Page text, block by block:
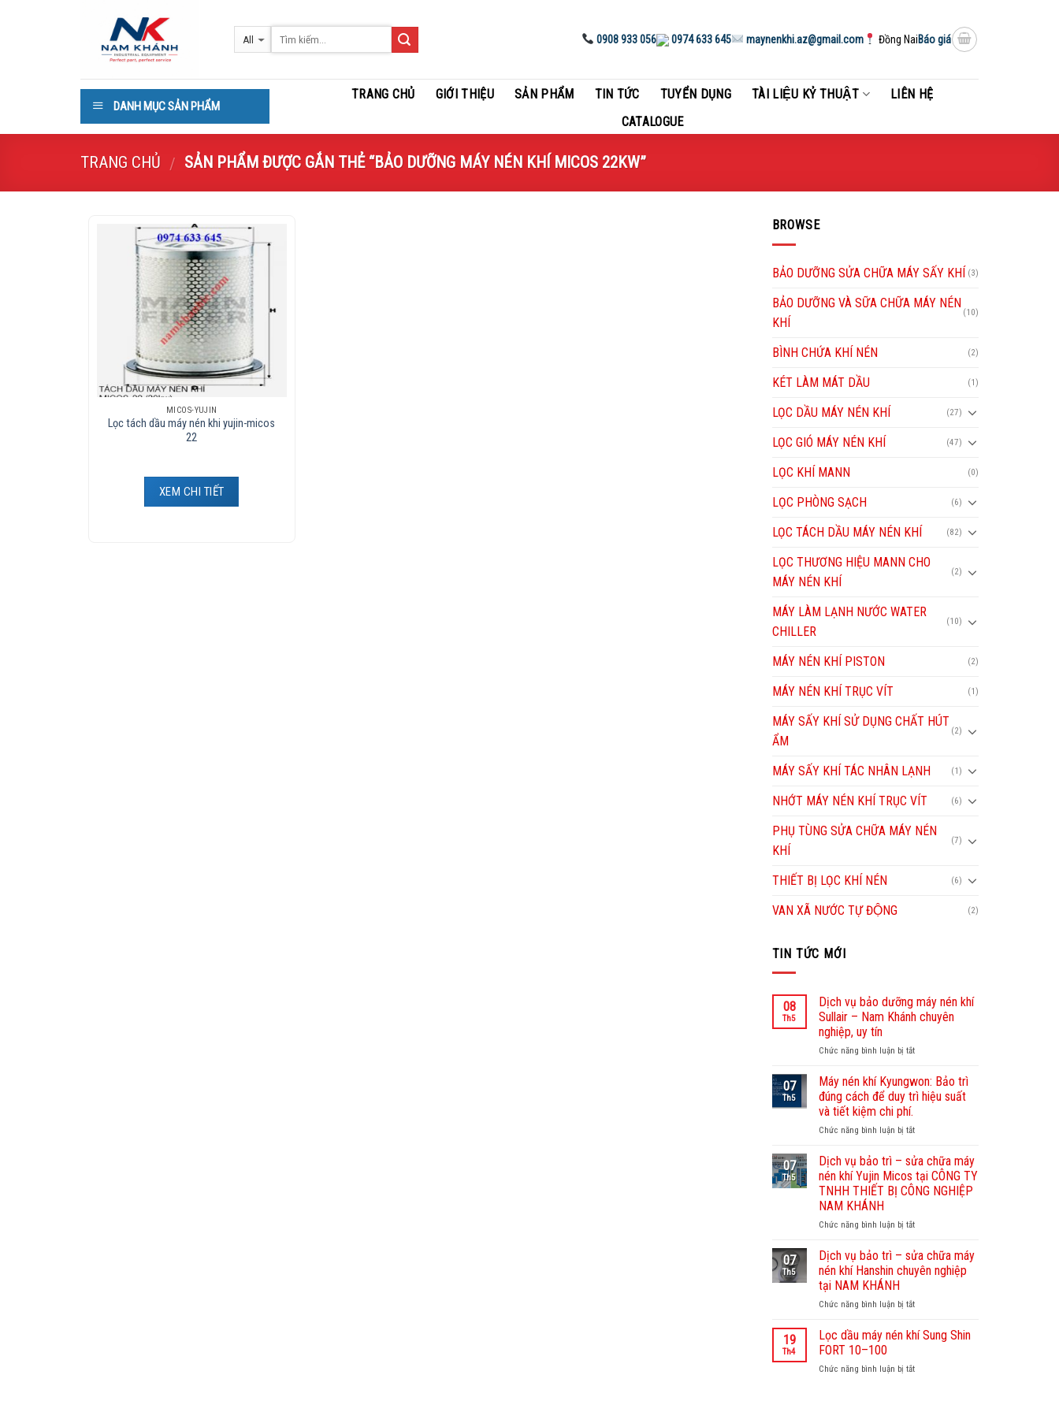
0908 933 056 0974 633 645 maynenkhi.az@gmail.com Đồng NaiBáo giá
DANH MỤC SẢN PHẨM
TRANG CHỦ GIỚI THIỆU SẢN PHẨM TIN TỨC TUYỂN DỤNG TÀI LIỆU KỶ THUẬT
LIÊN HỆ
CATALOGUE
TRANG CHỦ / SẢN PHẨM ĐƯỢC GẮN THẺ “BẢO DƯỠNG MÁY NÉN KHÍ MICOS 22KW”
Add to
Wishlist
MICOS-YUJIN
Lọc tách dầu máy nén khi yujin-micos
22
XEM CHI TIẾT
BROWSE
BẢO DƯỠNG SỬA CHỮA MÁY SẤY KHÍ (3)
BẢO DƯỠNG VÀ SỮA CHỮA MÁY NÉN
KHÍ
(10)
BÌNH CHỨA KHÍ NÉN (2)
KÉT LÀM MÁT DẦU (1)
LỌC DẦU MÁY NÉN KHÍ (27)
LỌC GIÓ MÁY NÉN KHÍ (47)
LỌC KHÍ MANN (0)
LỌC PHÒNG SẠCH (6)
LỌC TÁCH DẦU MÁY NÉN KHÍ (82)
LỌC THƯƠNG HIỆU MANN CHO
MÁY NÉN KHÍ
(2)
MÁY LÀM LẠNH NƯỚC WATER
CHILLER
(10)
MÁY NÉN KHÍ PISTON (2)
MÁY NÉN KHÍ TRỤC VÍT (1)
MÁY SẤY KHÍ SỬ DỤNG CHẤT HÚT
ẨM
(2)
MÁY SẤY KHÍ TÁC NHÂN LẠNH (1)
NHỚT MÁY NÉN KHÍ TRỤC VÍT (6)
PHỤ TÙNG SỬA CHỮA MÁY NÉN
KHÍ
(7)
THIẾT BỊ LỌC KHÍ NÉN (6)
VAN XÃ NƯỚC TỰ ĐỘNG (2)
TIN TỨC MỚI
08
Th5
Dịch vụ bảo dưỡng máy nén khí
Sullair – Nam Khánh chuyên
nghiệp, uy tín
Chức năng bình luận bị tắtở
vụ
bảo
dưỡng
nén
Sullair
–
Nam
Khánh
nghiệp,
tín
07
Th5
Máy nén khí Kyungwon: Bảo trì
đúng cách để duy trì hiệu suất
và tiết kiệm chi phí.
Chức năng bình luận bị tắtở
nén
khí
Kyungwon:
Bảo
đúng
để
duy
trì
suất
tiết
phí.
07
Th5
Dịch vụ bảo trì – sửa chữa máy
nén khí Yujin Micos tại CÔNG TY
TNHH THIẾT BỊ CÔNG NGHIỆP
NAM KHÁNH
Chức năng bình luận bị tắtở
vụ
bảo
trì
sửa
máy
Yujin
07
Th5
Dịch vụ bảo trì – sửa chữa máy
nén khí Hanshin chuyên nghiệp
tại NAM KHÁNH
Chức năng bình luận bị tắtở
vụ
–
19
Th4
Lọc dầu máy nén khí Sung Shin
FORT 10–100
Chức năng bình luận bị tắtở